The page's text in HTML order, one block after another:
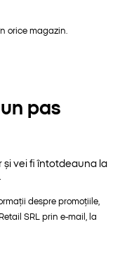
orice magazin.
pas
vei fi întotdeauna la
despre promoțiile,
SRL prin e-mail, la